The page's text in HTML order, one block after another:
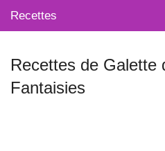
Recettes
Mes blogs préférés
Recettes de Galette
Fantaisies